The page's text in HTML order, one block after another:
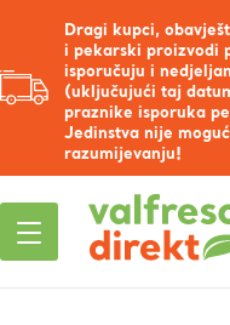
Dragi kupci,
i pekarski proizvodi
isporučuju i
(uključujući taj
praznike isporuka
Jedinstva nije
razumijevanju!